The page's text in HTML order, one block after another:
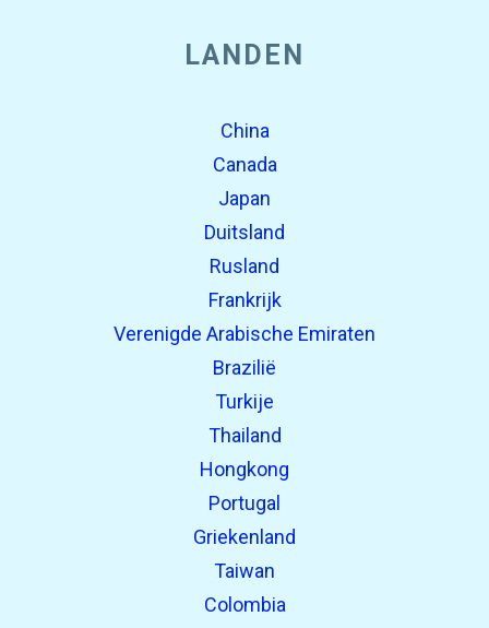
LANDEN
China
Canada
Japan
Duitsland
Rusland
Frankrijk
Verenigde Arabische Emiraten
Brazilië
Turkije
Thailand
Hongkong
Portugal
Griekenland
Taiwan
Colombia